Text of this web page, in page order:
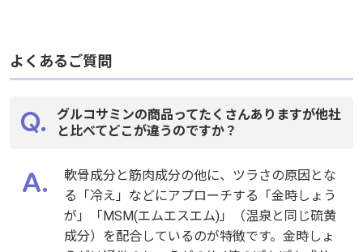
よくあるご質問
グルコサミンの商品ってたくさんありますが他社
と比べてどこが違うのですか？
軟骨成分と筋肉成分の他に、ツラさの原因とな
る「冷え」などにアプローチする「金時しょう
が」「MSM(エムエスエム)」（温泉と同じ硫黄
成分）を配合しているのが特徴です。金時しょ